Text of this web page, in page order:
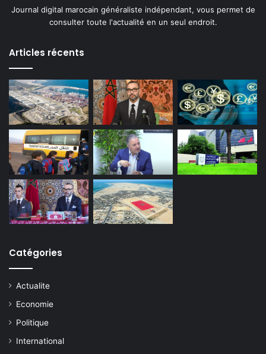
Journal digital marocain généraliste indépendant, vous permet de
consulter toute l'actualité en un seul endroit.
Articles récents
Catégories
Actualite
Economie
Politique
International